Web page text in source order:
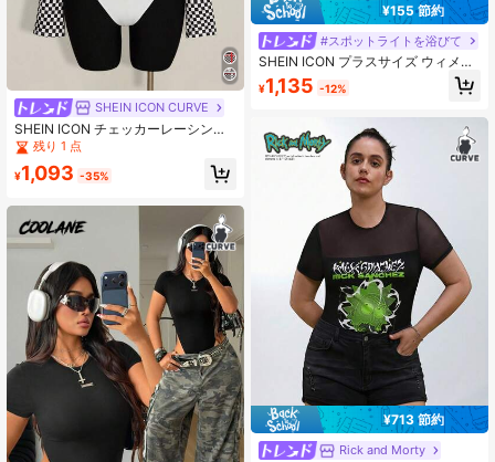
SHEIN ICON CURVE
SHEIN ICON チェッカーレーシング
スタイルパターンのプラスサイズ女
性用ボディスーツ、レッド フィット
残り 1 点
¥1,093 -35%
¥155 節約
#スポットライトを浴びて
SHEIN ICON プラスサイズ ウィメン
ズ ブラック 長袖 メッシュ パッチワ
ーク ボディスーツ
¥1,135 -12%
¥713 節約
Rick and Morty